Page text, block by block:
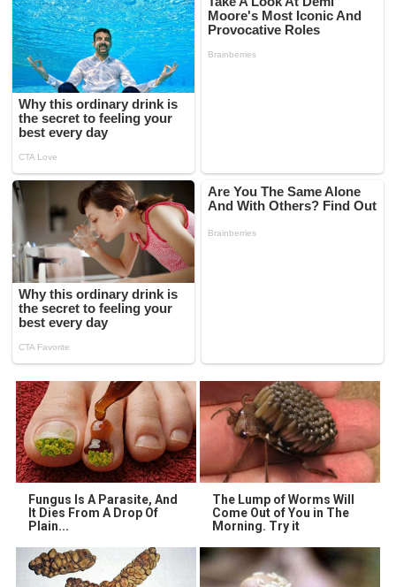
Fungus Is A Parasite, And
It Dies From A Drop Of
Plain...
The Lump of Worms Will
Come Out of You in The
Morning. Try it